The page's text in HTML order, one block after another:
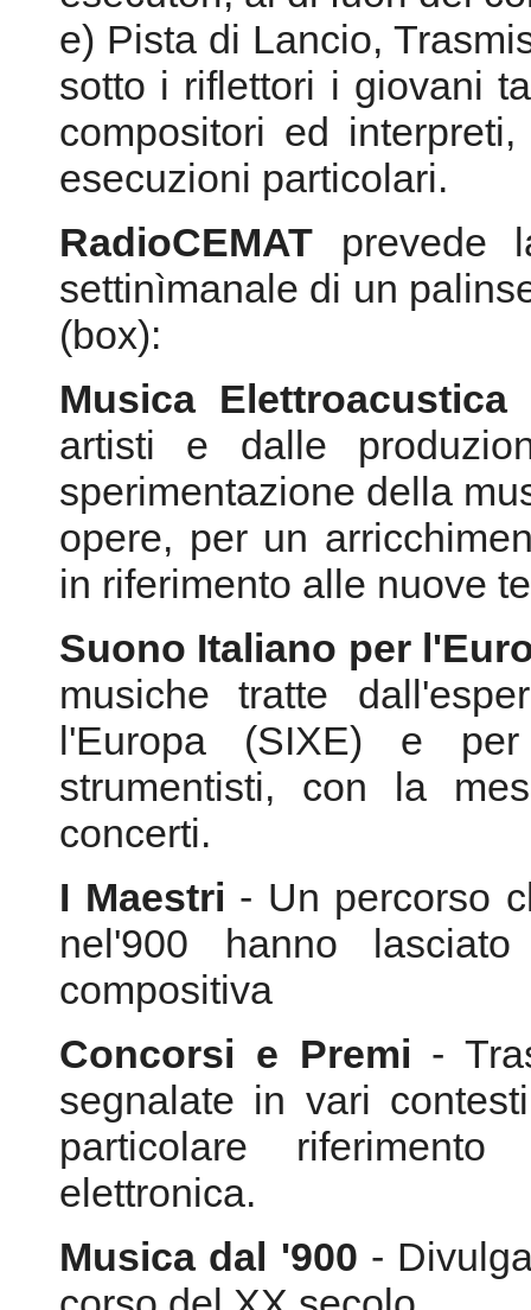
RadioCEMATprevede
settinìmanale di un
(box):
Musica Elettroacustica
artisti e dalle
sperimentazione della
opere, per un
in riferimento alle nuove
Suono Italiano per
musiche tratte
l'Europa (SIXE) e
strumentisti, con la
concerti.
I Maestri- Un percorso
nel'900 hanno
compositiva
Concorsi e Premi
segnalate in vari
particolare
elettronica.
Musica dal '900-
corso del XX secolo
Musica dal 2000-
realizzate nel nostro
RaRità- Diffusione